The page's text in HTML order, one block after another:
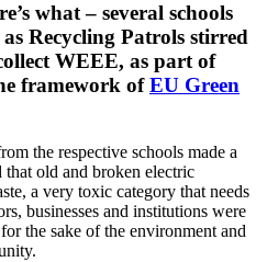
what – several schools
Recycling Patrols stirred
WEEE, as part of
framework ofEU Green
the respective schools made a
old and broken electric
a very toxic category that needs
businesses and institutions were
the sake of the environment and